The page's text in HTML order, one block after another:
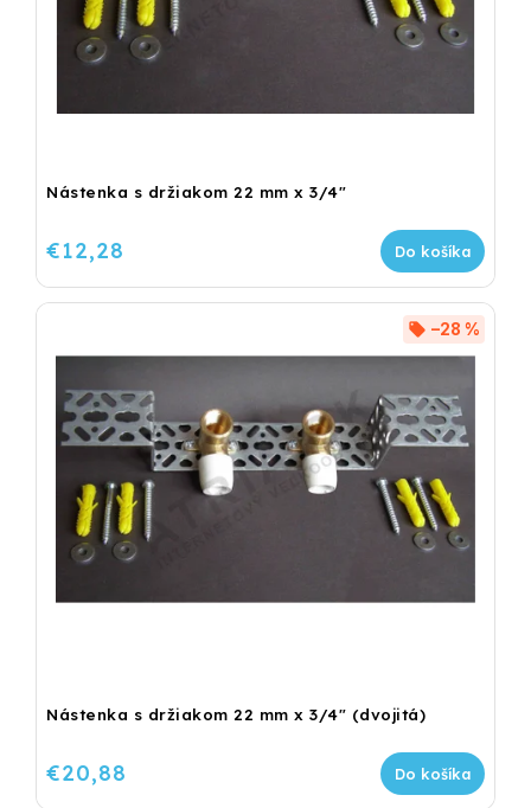
Nástenka s držiakom 22 mm x 3/4"
€12,28 Do košíka
Nástenka s držiakom 22 mm x 3/4" (dvojitá)
–28 %
€20,88 Do košíka